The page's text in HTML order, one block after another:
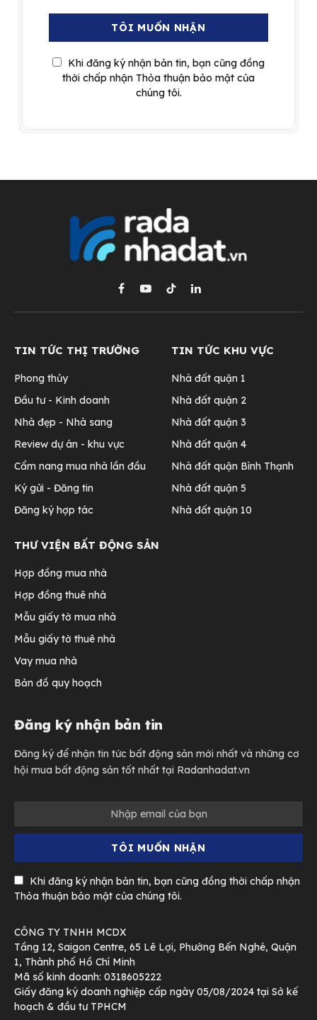
Khi đăng ký nhận bản tin, bạn cũng đồng
thời chấp nhận Thỏa thuận bảo mật của
chúng tôi.
Facebook
YouTubeTikTokLinkedIn
TIN TỨC THỊ TRƯỜNG
Phong thủy
Đầu tư - Kinh doanh
Nhà đẹp - Nhà sang
Review dự án - khu vực
Cẩm nang mua nhà lần đầu
Ký gửi - Đăng tin
Đăng ký hợp tác
TIN TỨC KHU VỰC
Nhà đất quận 1
Nhà đất quận 2
Nhà đất quận 3
Nhà đất quận 4
Nhà đất quận Bình Thạnh
Nhà đất quận 5
Nhà đất quận 10
THƯ VIỆN BẤT ĐỘNG SẢN
Hợp đồng mua nhà
Hợp đồng thuê nhà
Mẫu giấy tờ mua nhà
Mẫu giấy tờ thuê nhà
Vay mua nhà
Bản đồ quy hoạch
Đăng ký nhận bản tin
Đăng ký để nhận tin tức bất động sản mới nhất và những cơ
hội mua bất động sản tốt nhất tại Radanhadat.vn
Khi đăng ký nhận bản tin, bạn cũng đồng thời chấp nhận
Thỏa thuận bảo mật của chúng tôi.
CÔNG TY TNHH MCDX
Tầng 12, Saigon Centre, 65 Lê Lợi, Phường Bến Nghé, Quận
1, Thành phố Hồ Chí Minh
Mã số kinh doanh: 0318605222
Giấy đăng ký doanh nghiệp cấp ngày 05/08/2024 tại Sở kế
hoạch & đầu tư TPHCM